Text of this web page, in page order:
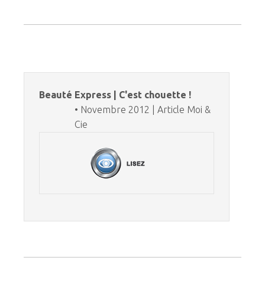
Beauté Express | C'est chouette !
• Novembre 2012 | Article Moi &
Cie